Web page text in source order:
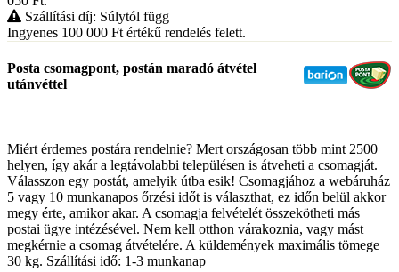
Szállítási díj: Súlytól függ
Ingyenes 100 000 Ft értékű rendelés felett.
Posta csomagpont, postán maradó átvétel
utánvéttel
Miért érdemes postára rendelnie? Mert országosan több mint 2500
helyen, így akár a legtávolabbi településen is átveheti a csomagját.
Válasszon egy postát, amelyik útba esik! Csomagjához a webáruház
5 vagy 10 munkanapos őrzési időt is választhat, ez időn belül akkor
megy érte, amikor akar. A csomagja felvételét összekötheti más
postai ügye intézésével. Nem kell otthon várakoznia, vagy mást
megkérnie a csomag átvételére. A küldemények maximális tömege
30 kg. Szállítási idő: 1-3 munkanap